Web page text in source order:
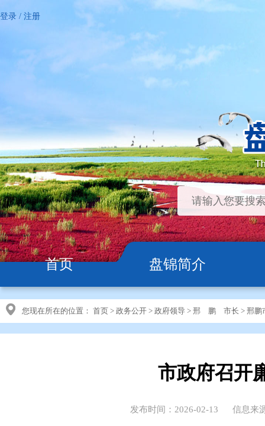
登录 / 注册
首页 盘锦简介
您现在所在的位置： 首页 > 政务公开 > 政府领导 > 邢 鹏 市长 > 邢鹏
市政府召开
发布时间：2026-02-13 信息来